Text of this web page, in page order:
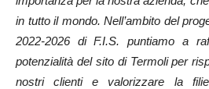
in tutto il mondo. Nell’ambito del
2022-2026 di F.I.S. puntiamo a
potenzialità del sito di Termoli per
nostri clienti e valorizzare la